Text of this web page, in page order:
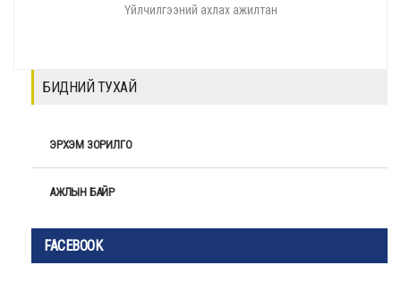
Үйлчилгээний ахлах ажилтан
БИДНИЙ ТУХАЙ
ЭРХЭМ ЗОРИЛГО
АЖЛЫН БАЙР
FACEBOOK